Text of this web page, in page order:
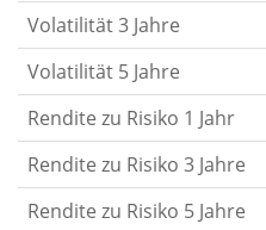
berechnen die
letzten 1, 3 und 5 Jahre,
die Kursschwankungen
oder schwächer
findest du in unserem
Risikomaß.
Volatilität 3 Jahre
Volatilität 5 Jahre
Rendite zu Risiko 1 Jahr
Rendite zu Risiko 3 Jahre
Rendite zu Risiko 5 Jahre